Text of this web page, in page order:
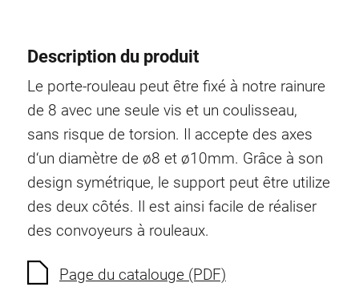
Raccordements à filet
Éléments de Raccordements de fond
Éléments de galets
Éléments plastiques
Conduites de câbles
Eléments de surface
Charnières et Articulations
Ferrure
Éléments dynamique
Description du produit
Le porte-rouleau peut être fixé à notre rainure
de 8 avec une seule vis et un coulisseau,
sans risque de torsion. Il accepte des axes
d‘un diamètre de ø8 et ø10mm. Grâce à son
design symétrique, le support peut être utilize
des deux côtés. Il est ainsi facile de réaliser
des convoyeurs à rouleaux.
Page du catalouge (PDF)